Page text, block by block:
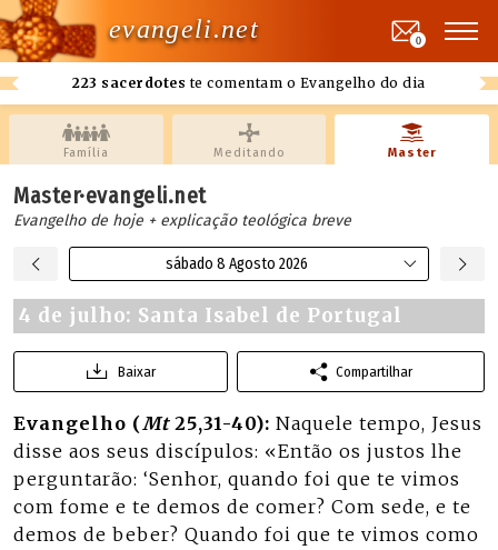
evangeli.net
223 sacerdotes te comentam o Evangelho do dia
0
Família Meditando Master
Master·evangeli.net
Evangelho de hoje + explicação teológica breve
sábado 8 Agosto 2026
4 de julho: Santa Isabel de Portugal
Baixar Compartilhar
Evangelho (Mt25,31-40): Naquele tempo, Jesus
disse aos seus discípulos: «Então os justos lhe
perguntarão: ‘Senhor, quando foi que te vimos
com fome e te demos de comer? Com sede, e te
demos de beber? Quando foi que te vimos como